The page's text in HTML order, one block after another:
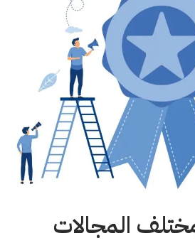
المجالات